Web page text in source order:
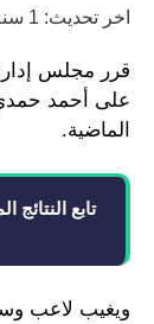
اخر تحديث: 1 سنة ago
قرر مجلس
على أحمد
الماضية.
تابع النتائج
ويغيب لاعب